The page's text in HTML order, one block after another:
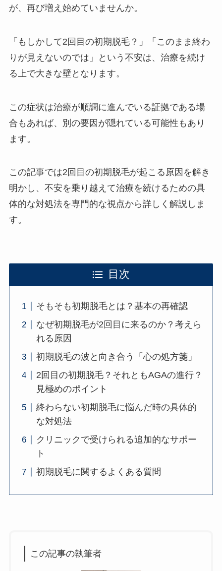
が、再び増え始めていませんか。
「もしかして2回目の初期脱毛？」「このまま終わ
りが見えないのでは」という不安は、治療を続け
る上で大きな壁となります。
この症状は治療が順調に進んでいる証拠である場
合もあれば、別の要因が隠れている可能性もあり
ます。
この記事では2回目の初期脱毛が起こる原因を解き
明かし、不安を乗り越えて治療を続けるための具
体的な対処法を専門的な視点から詳しく解説しま
す。
目次
そもそも初期脱毛とは？基本の再確認
なぜ初期脱毛が2回目に来るのか？考えら
れる原因
初期脱毛の波と向き合う「心の処方箋」
2回目の初期脱毛？それともAGAの進行？
見極めのポイント
終わらない初期脱毛に悩んだ時の具体的
な対処法
クリニックで受けられる追加的なサポー
ト
初期脱毛に関するよくある質問
この記事の執筆者